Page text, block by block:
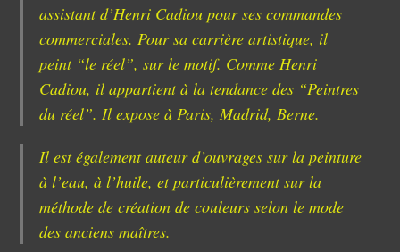
assistant d’Henri Cadiou pour ses commandes
commerciales. Pour sa carrière artistique, il
peint “le réel”, sur le motif. Comme Henri
Cadiou, il appartient à la tendance des “Peintres
du réel”. Il expose à Paris, Madrid, Berne.
Il est également auteur d’ouvrages sur la peinture
à l’eau, à l’huile, et particulièrement sur la
méthode de création de couleurs selon le mode
des anciens maîtres.